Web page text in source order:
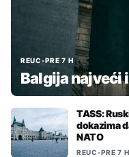
REUC•PRE 7 H
Balgija najveći
TASS:
dokazima
NATO
REUC•PRE 7 H